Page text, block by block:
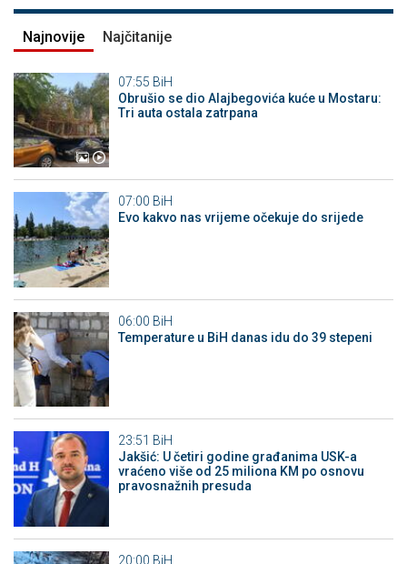
Najnovije Najčitanije
07:55 BiH
Obrušio se dio Alajbegovića kuće u Mostaru:
Tri auta ostala zatrpana
07:00 BiH
Evo kakvo nas vrijeme očekuje do srijede
06:00 BiH
Temperature u BiH danas idu do 39 stepeni
23:51 BiH
Jakšić: U četiri godine građanima USK-a
vraćeno više od 25 miliona KM po osnovu
pravosnažnih presuda
20:00 BiH